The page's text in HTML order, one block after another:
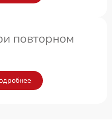
повторном